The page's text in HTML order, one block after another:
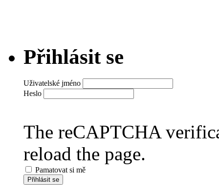
Přihlásit se
Uživatelské jméno
Heslo
The reCAPTCHA
reload the page.
Pamatovat si mě
Přihlásit se